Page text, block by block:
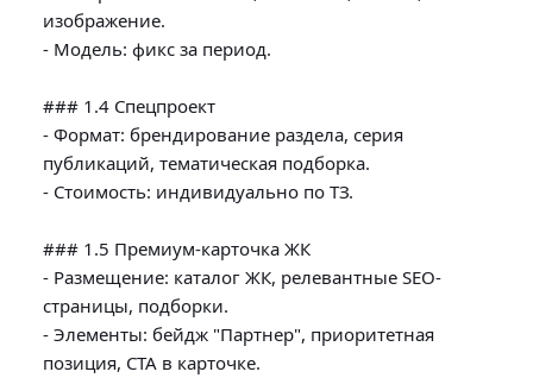
изображение.
- Модель: фикс за период.
### 1.4 Спецпроект
- Формат: брендирование раздела, серия
публикаций, тематическая подборка.
- Стоимость: индивидуально по ТЗ.
### 1.5 Премиум-карточка ЖК
- Размещение: каталог ЖК, релевантные SEO-
страницы, подборки.
- Элементы: бейдж "Партнер", приоритетная
позиция, CTA в карточке.